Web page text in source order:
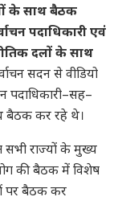
के साथ बैठक
पदाधिकारी एवं
दलों के साथ
सदन से वीडियो
पदाधिकारी–सह–
बैठक कर रहे थे।
सभी राज्यों के मुख्य
की बैठक में विशेष
पर बैठक कर